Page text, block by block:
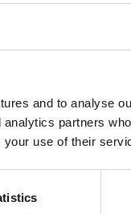
and to analyse
partners
your use of their